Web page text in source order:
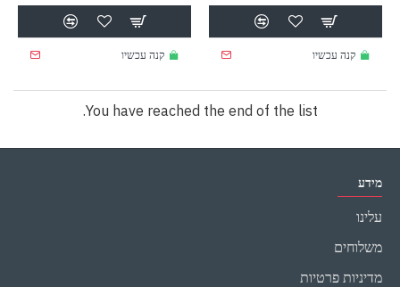
קנה עכשיו קנה עכשיו
You have reached the end of the list.
מידע
עלינו
משלוחים
מדיניות פרטיות